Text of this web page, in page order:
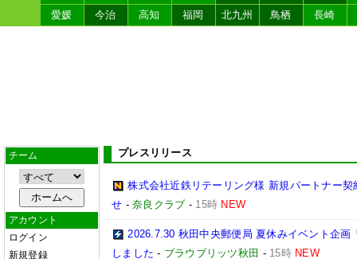
愛媛
今治 高知 福岡 北九州 鳥栖 長崎
チーム
アカウント
ログイン
新規登録
プレスリリース
株式会社近鉄リテーリング様 新規パートナー
せ -奈良クラブ - 15時 NEW
2026.7.30 秋田中央郵便局 夏休みイベント企
しました - ブラウブリッツ秋田 - 15時 NEW